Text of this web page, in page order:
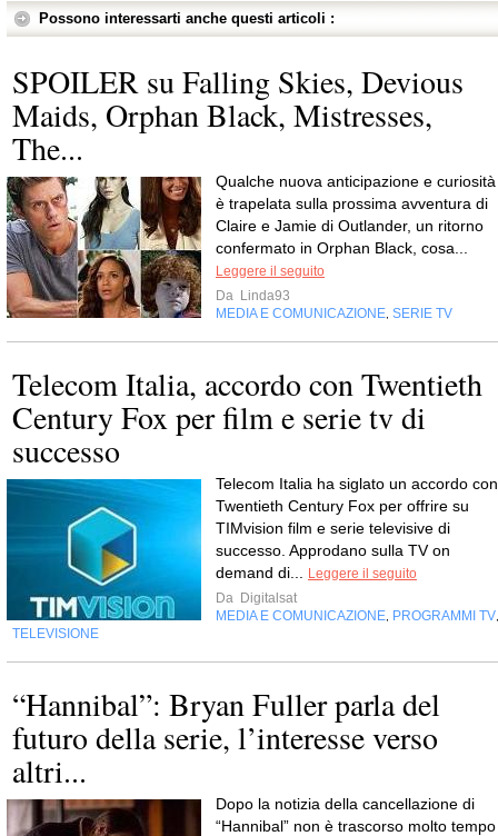
Possono interessarti anche questi articoli :
SPOILER su Falling Skies, Devious
Maids, Orphan Black, Mistresses,
The...
Qualche nuova anticipazione e curiosità
è trapelata sulla prossima avventura di
Claire e Jamie di Outlander, un ritorno
confermato in Orphan Black, cosa...
Leggere il seguito
Da Linda93
MEDIA E COMUNICAZIONE SERIE TV
Telecom Italia, accordo con Twentieth
Century Fox per film e serie tv di
successo
Telecom Italia ha siglato un accordo con
Twentieth Century Fox per offrire su
TIMvision film e serie televisive di
successo. Approdano sulla TV on
demand di...
Leggere il seguito
Da Digitalsat
MEDIA E COMUNICAZIONE PROGRAMMI TV
TELEVISIONE
“Hannibal”: Bryan Fuller parla del
futuro della serie, l’interesse verso
altri...
Dopo la notizia della cancellazione di
“Hannibal” non è trascorso molto tempo